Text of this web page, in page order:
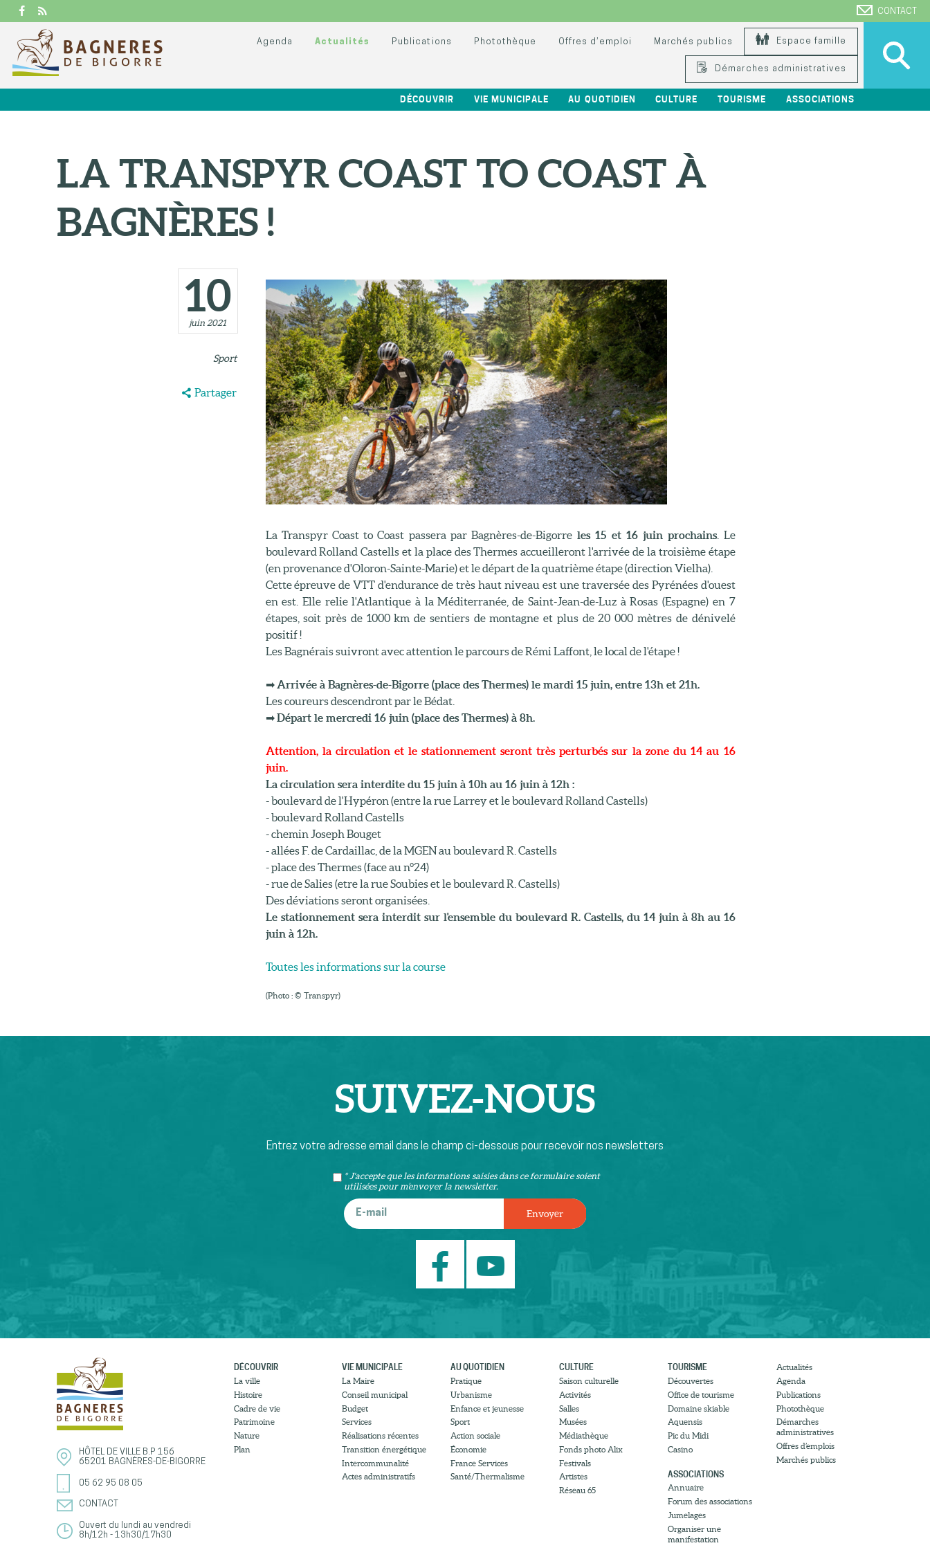
CONTACT
Agenda Actualités Publications Photothèque Offres d’emploi Marchés publics Espace famille
Démarches administratives
DÉCOUVRIR VIE MUNICIPALE AU QUOTIDIEN CULTURE TOURISME ASSOCIATIONS
LA TRANSPYR COAST TO COAST À
BAGNÈRES !
10
juin 2021
Sport
Partager
La Transpyr Coast to Coast passera par Bagnères-de-Bigorre les 15 et 16 juin prochains. Le
boulevard Rolland Castells et la place des Thermes accueilleront l'arrivée de la troisième étape
(en provenance d'Oloron-Sainte-Marie) et le départ de la quatrième étape (direction Vielha).
Cette épreuve de VTT d'endurance de très haut niveau est une traversée des Pyrénées d'ouest
en est. Elle relie l'Atlantique à la Méditerranée, de Saint-Jean-de-Luz à Rosas (Espagne) en 7
étapes, soit près de 1000 km de sentiers de montagne et plus de 20 000 mètres de dénivelé
positif !
Les Bagnérais suivront avec attention le parcours de Rémi Laffont, le local de l'étape !
➡ Arrivée à Bagnères-de-Bigorre (place des Thermes) le mardi 15 juin, entre 13h et 21h.
Les coureurs descendront par le Bédat.
➡Départ le mercredi 16 juin (place des Thermes) à 8h.
Attention, la circulation et le stationnement seront très perturbés sur la zone du 14 au 16
juin.
La circulation sera interdite du 15 juin à 10h au 16 juin à 12h :
- boulevard de l'Hypéron (entre la rue Larrey et le boulevard Rolland Castells)
- boulevard Rolland Castells
- chemin Joseph Bouget
- allées F. de Cardaillac, de la MGEN au boulevard R. Castells
- place des Thermes (face au n°24)
- rue de Salies (etre la rue Soubies et le boulevard R. Castells)
Des déviations seront organisées.
Le stationnement sera interdit sur l'ensemble du boulevard R. Castells, du 14 juin à 8h au 16
juin à 12h.
Toutes les informations sur la course
(Photo : © Transpyr)
SUIVEZ-NOUS
Entrez votre adresse email dans le champ ci-dessous pour recevoir nos newsletters
* J'accepte que les informations saisies dans ce formulaire soient
utilisées pour m’envoyer la newsletter.
HÔTEL DE VILLE B.P 156
65201 BAGNÈRES-DE-BIGORRE
05 62 95 08 05
CONTACT
Ouvert du lundi au vendredi
8h/12h - 13h30/17h30
DÉCOUVRIR
La ville
Histoire
Cadre de vie
Patrimoine
Nature
Plan
VIE MUNICIPALE
La Maire
Conseil municipal
Budget
Services
Réalisations récentes
Transition énergétique
Intercommunalité
Actes administratifs
AU QUOTIDIEN
Pratique
Urbanisme
Enfance et jeunesse
Sport
Action sociale
Économie
France Services
Santé/Thermalisme
CULTURE
Saison culturelle
Activités
Salles
Musées
Médiathèque
Fonds photo Alix
Festivals
Artistes
Réseau 65
TOURISME
Découvertes
Office de tourisme
Domaine skiable
Aquensis
Pic du Midi
Casino
ASSOCIATIONS
Annuaire
Forum des associations
Jumelages
Organiser une
manifestation
Actualités
Agenda
Publications
Photothèque
Démarches
administratives
Offres d’emplois
Marchés publics